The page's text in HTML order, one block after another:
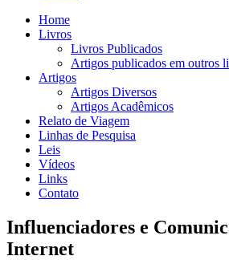
Home
Livros
Livros Publicados
Artigos publicados em outros
Artigos
Artigos Diversos
Artigos Acadêmicos
Relato de Viagem
Linhas de Pesquisa
Leis
Vídeos
Links
Contato
Influenciadores e
Internet